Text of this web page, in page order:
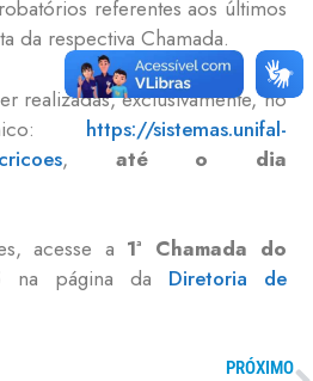
referentes aos últimos
da respectiva Chamada.
realizadas, exclusivamente, no
https://sistemas.unifal-
, até o dia
acesse a 1ª Chamada do
na página da Diretoria de
PRÓXIMO